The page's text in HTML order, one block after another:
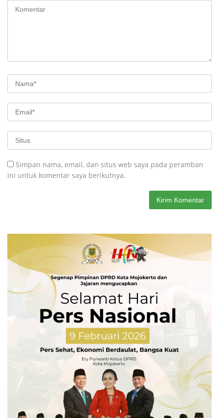
Simpan nama, email, dan situs web saya pada peramban
ini untuk komentar saya berikutnya.